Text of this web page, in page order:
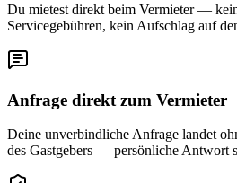
Du mietest direkt beim Vermieter —
Servicegebühren, kein Aufschlag auf
Anfrage direkt zum Vermieter
Deine unverbindliche Anfrage landet
des Gastgebers — persönliche Antwort